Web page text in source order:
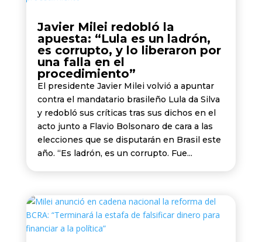
Javier Milei redobló la
apuesta: “Lula es un ladrón,
es corrupto, y lo liberaron por
una falla en el
procedimiento”
El presidente Javier Milei volvió a apuntar
contra el mandatario brasileño Lula da Silva
y redobló sus críticas tras sus dichos en el
acto junto a Flavio Bolsonaro de cara a las
elecciones que se disputarán en Brasil este
año. “Es ladrón, es un corrupto. Fue...